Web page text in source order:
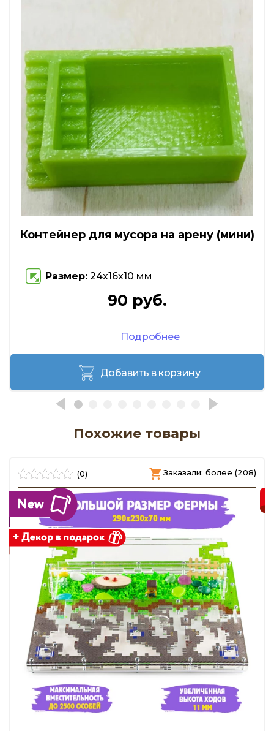
Контейнер для мусора на арену (мини)
Размер: 24х16х10 мм
90 руб.
Подробнее
Добавить в корзину
Похожие товары
(0) Заказали: более (208)